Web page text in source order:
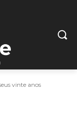
vinte anos